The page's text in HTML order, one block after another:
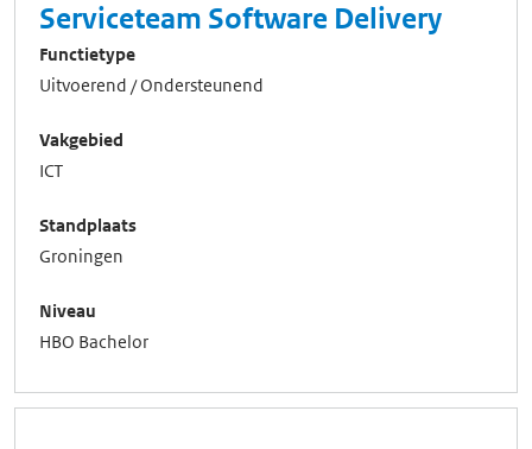
Serviceteam Software Delivery
Functietype
Uitvoerend / Ondersteunend
Vakgebied
ICT
Standplaats
Groningen
Niveau
HBO Bachelor